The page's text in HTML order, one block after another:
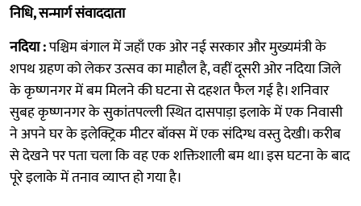
निधि, सन्मार्ग संवाददाता
नदिया :पश्चिम बंगाल में जहाँ एक ओर नई सरकार और मुख्यमंत्री के
शपथ ग्रहण को लेकर उत्सव का माहौल है, वहीं दूसरी ओर नदिया जिले
के कृष्णनगर में बम मिलने की घटना से दहशत फैल गई है। शनिवार
सुबह कृष्णनगर के सुकांतपल्ली स्थित दासपाड़ा इलाके में एक निवासी
ने अपने घर के इलेक्ट्रिक मीटर बॉक्स में एक संदिग्ध वस्तु देखी। करीब
से देखने पर पता चला कि वह एक शक्तिशाली बम था। इस घटना के बाद
पूरे इलाके में तनाव व्याप्त हो गया है।